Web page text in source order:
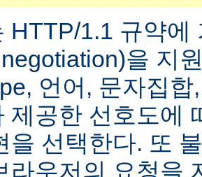
HTTP/1.1 규약에
을 지
언어, 문자집
제공한 선호도에
을 선택한다. 또
라우저의 요청을